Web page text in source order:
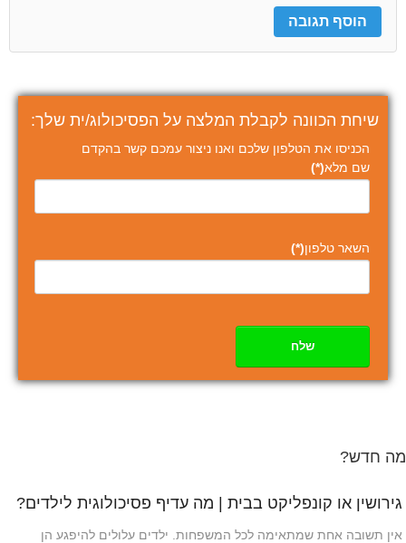
שיחת הכוונה לקבלת המלצה על הפסיכולוג/ית שלך:
הכניסו את הטלפון שלכם ואנו ניצור עמכם קשר בהקדם
שם מלא(*)
השאר טלפון(*)
שלח
מה חדש?
גירושין או קונפליקט בבית | מה עדיף פסיכולוגית לילדים?
אין תשובה אחת שמתאימה לכל המשפחות. ילדים עלולים להיפגע הן